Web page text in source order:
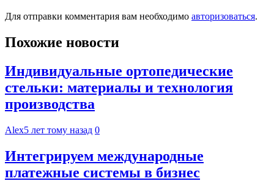
Для отправки комментария вам необходимо авторизоваться.
Похожие новости
Индивидуальные ортопедические
стельки: материалы и технология
производства
Alex5 лет тому назад 0
Интегрируем международные
платежные системы в бизнес